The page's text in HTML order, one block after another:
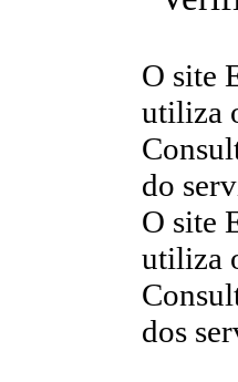
O site
utiliza
do
O site
utiliza
dos